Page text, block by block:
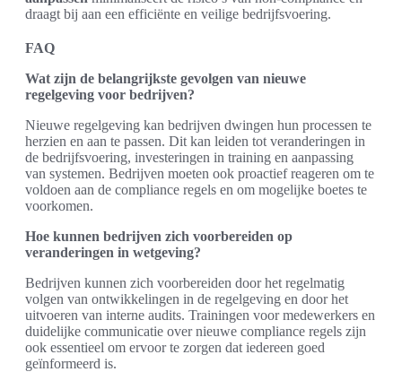
draagt bij aan een efficiënte en veilige bedrijfsvoering.
FAQ
Wat zijn de belangrijkste gevolgen van nieuwe
regelgeving voor bedrijven?
Nieuwe regelgeving kan bedrijven dwingen hun processen te
herzien en aan te passen. Dit kan leiden tot veranderingen in
de bedrijfsvoering, investeringen in training en aanpassing
van systemen. Bedrijven moeten ook proactief reageren om te
voldoen aan de compliance regels en om mogelijke boetes te
voorkomen.
Hoe kunnen bedrijven zich voorbereiden op
veranderingen in wetgeving?
Bedrijven kunnen zich voorbereiden door het regelmatig
volgen van ontwikkelingen in de regelgeving en door het
uitvoeren van interne audits. Trainingen voor medewerkers en
duidelijke communicatie over nieuwe compliance regels zijn
ook essentieel om ervoor te zorgen dat iedereen goed
geïnformeerd is.